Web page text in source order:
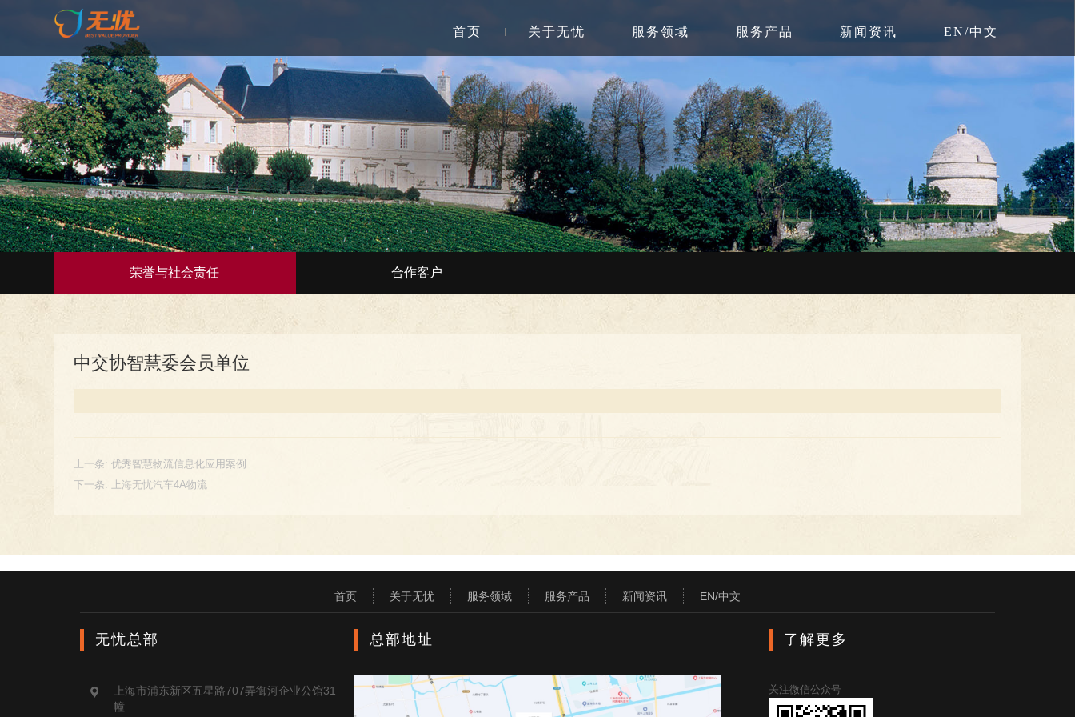
首页 关于无忧 服务领域 服务产品 新闻资讯 EN/中文
荣誉与社会责任 合作客户
中交协智慧委会员单位
上一条:优秀智慧物流信息化应用案例
下一条:
上海无忧汽车4A物流
首页 关于无忧 服务领域 服务产品 新闻资讯 EN/中文
无忧总部
上海市浦东新区五星路707弄御河企业公馆31
幢
总部地址 了解更多
关注微信公众号